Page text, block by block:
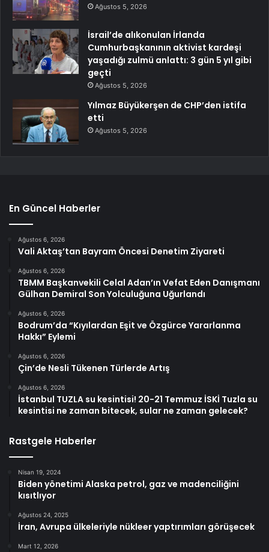
Ağustos 5, 2026
İsrail’de alıkonulan İrlanda
Cumhurbaşkanının aktivist kardeşi
yaşadığı zulmü anlattı: 3 gün 5 yıl gibi
geçti
Ağustos 5, 2026
Yılmaz Büyükerşen de CHP’den istifa
etti
Ağustos 5, 2026
En Güncel Haberler
Ağustos 6, 2026
Vali Aktaş’tan Bayram Öncesi Denetim Ziyareti
Ağustos 6, 2026
TBMM Başkanvekili Celal Adan’ın Vefat Eden Danışmanı
Gülhan Demiral Son Yolculuğuna Uğurlandı
Ağustos 6, 2026
Bodrum’da “Kıyılardan Eşit ve Özgürce Yararlanma
Hakkı” Eylemi
Ağustos 6, 2026
Çin’de Nesli Tükenen Türlerde Artış
Ağustos 6, 2026
İstanbul TUZLA su kesintisi! 20-21 Temmuz İSKİ Tuzla su
kesintisi ne zaman bitecek, sular ne zaman gelecek?
Rastgele Haberler
Nisan 19, 2024
Biden yönetimi Alaska petrol, gaz ve madenciliğini
kısıtlıyor
Ağustos 24, 2025
İran, Avrupa ülkeleriyle nükleer yaptırımları görüşecek
Mart 12, 2026